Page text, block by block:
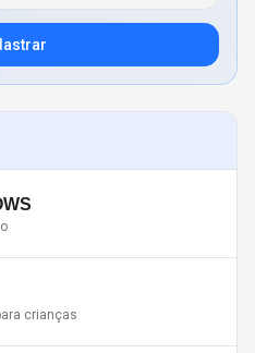
crianças